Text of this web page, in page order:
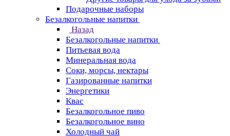
Подарочные наборы
Безалкогольные напитки
Назад
Безалкогольные напитки
Питьевая вода
Минеральная вода
Соки, морсы, нектары
Газированные напитки
Энергетики
Квас
Безалкогольное пиво
Безалкогольное вино
Холодный чай